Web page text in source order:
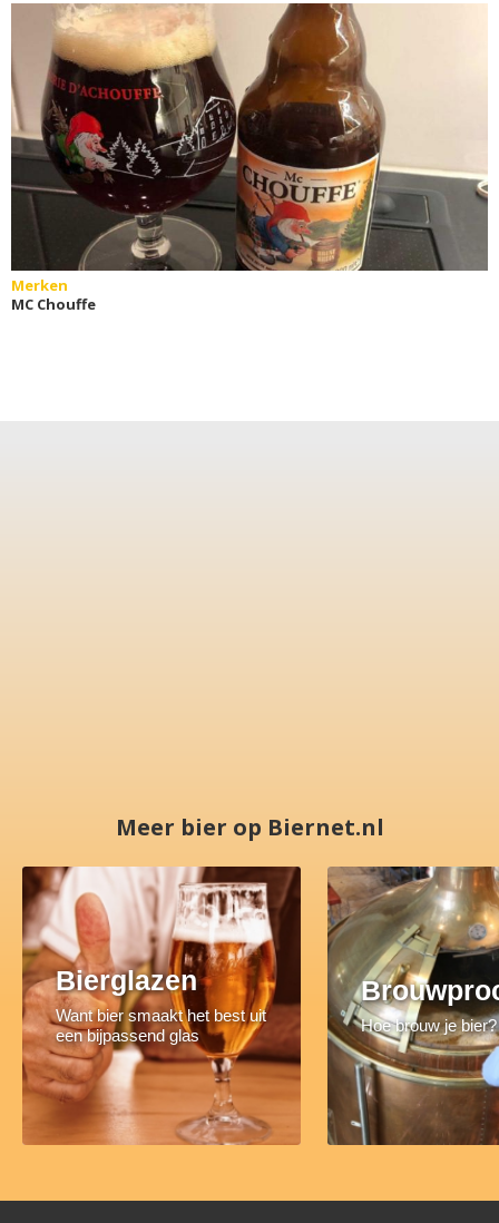
Merken
MC Chouffe
Meer bier op Biernet.nl
Bierglazen
Want bier smaakt het best uit
een bijpassend glas
Hoe brouw je bier?